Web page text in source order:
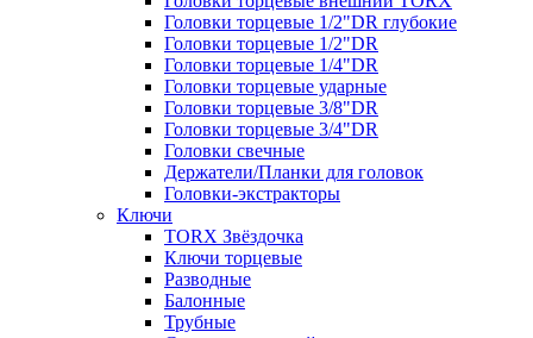
Головки торцевые 1/2"DR глубокие
Головки торцевые 1/2"DR
Головки торцевые 1/4"DR
Головки торцевые ударные
Головки торцевые 3/8"DR
Головки торцевые 3/4"DR
Головки свечные
Держатели/Планки для головок
Головки-экстракторы
Ключи
TORX Звёздочка
Ключи торцевые
Разводные
Балонные
Трубные